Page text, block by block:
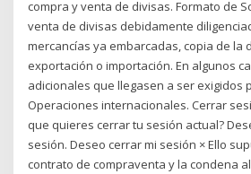
compra y venta de divisas. Formato de
venta de divisas debidamente
mercancías ya embarcadas, copia de la
exportación o importación. En algunos
adicionales que llegasen a ser exigidos
Operaciones internacionales. Cerrar
que quieres cerrar tu sesión actual?
sesión. Deseo cerrar mi sesión × Ello
contrato de compraventa y la condena